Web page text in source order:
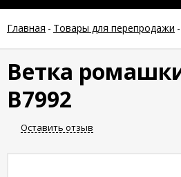
Гарантия
возврат
Новости
Главная - Товары для перепродажи -
Ветка
В7992
Оставить отзыв